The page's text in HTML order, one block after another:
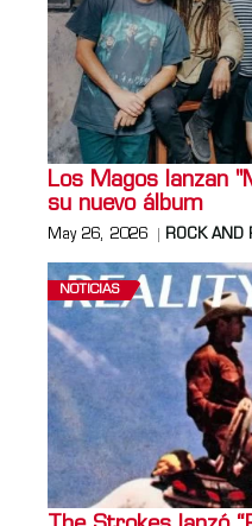
Los Magos lanzan
su nuevo álbum
May 26, 2026 ROCK AND
NOTICIAS